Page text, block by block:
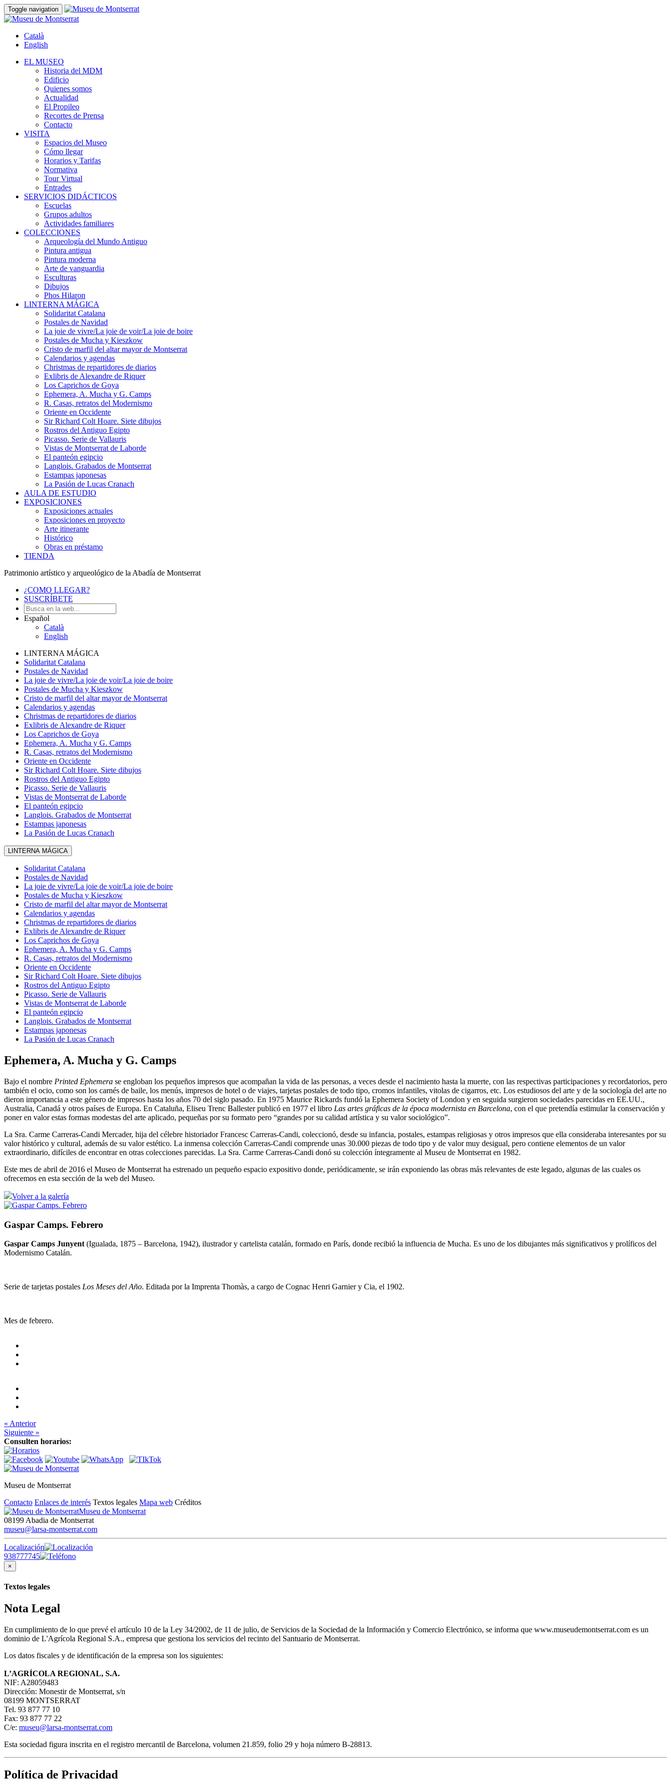
Toggle navigation
Català
English
EL MUSEO
Historia del MDM
Edificio
Quienes somos
Actualidad
El Propileo
Recortes de Prensa
Contacto
VISITA
Espacios del Museo
Cómo llegar
Horarios y Tarifas
Normativa
Tour Virtual
Entrades
SERVICIOS DIDÁCTICOS
Escuelas
Grupos adultos
Actividades familiares
COLECCIONES
Arqueología del Mundo Antiguo
Pintura antigua
Pintura moderna
Arte de vanguardia
Esculturas
Dibujos
Phos Hilaron
LINTERNA MÁGICA
Solidaritat Catalana
Postales de Navidad
La joie de vivre/La joie de voir/La joie de boire
Postales de Mucha y Kieszkow
Cristo de marfil del altar mayor de Montserrat
Calendarios y agendas
Christmas de repartidores de diarios
Exlibris de Alexandre de Riquer
Los Caprichos de Goya
Ephemera, A. Mucha y G. Camps
R. Casas, retratos del Modernismo
Oriente en Occidente
Sir Richard Colt Hoare. Siete dibujos
Rostros del Antiguo Egipto
Picasso. Serie de Vallauris
Vistas de Montserrat de Laborde
El panteón egipcio
Langlois. Grabados de Montserrat
Estampas japonesas
La Pasión de Lucas Cranach
AULA DE ESTUDIO
EXPOSICIONES
Exposiciones actuales
Exposiciones en proyecto
Arte itinerante
Histórico
Obras en préstamo
TIENDA
Patrimonio artístico y arqueológico de la Abadía de Montserrat
¿COMO LLEGAR?
SUSCRÍBETE
Español
Català
English
LINTERNA MÁGICA
Solidaritat Catalana
Postales de Navidad
La joie de vivre/La joie de voir/La joie de boire
Postales de Mucha y Kieszkow
Cristo de marfil del altar mayor de Montserrat
Calendarios y agendas
Christmas de repartidores de diarios
Exlibris de Alexandre de Riquer
Los Caprichos de Goya
Ephemera, A. Mucha y G. Camps
R. Casas, retratos del Modernismo
Oriente en Occidente
Sir Richard Colt Hoare. Siete dibujos
Rostros del Antiguo Egipto
Picasso. Serie de Vallauris
Vistas de Montserrat de Laborde
El panteón egipcio
Langlois. Grabados de Montserrat
Estampas japonesas
La Pasión de Lucas Cranach
LINTERNA MÁGICA
Solidaritat Catalana
Postales de Navidad
La joie de vivre/La joie de voir/La joie de boire
Postales de Mucha y Kieszkow
Cristo de marfil del altar mayor de Montserrat
Calendarios y agendas
Christmas de repartidores de diarios
Exlibris de Alexandre de Riquer
Los Caprichos de Goya
Ephemera, A. Mucha y G. Camps
R. Casas, retratos del Modernismo
Oriente en Occidente
Sir Richard Colt Hoare. Siete dibujos
Rostros del Antiguo Egipto
Picasso. Serie de Vallauris
Vistas de Montserrat de Laborde
El panteón egipcio
Langlois. Grabados de Montserrat
Estampas japonesas
La Pasión de Lucas Cranach
Ephemera, A. Mucha y G. Camps
Bajo el nombre Printed Ephemera se engloban los pequeños impresos que acompañan la vida de las personas, a veces desde el nacimiento hasta la muerte, con las respectivas participaciones y recordatorios, pero
también el ocio, como son los carnés de baile, los menús, impresos de hotel o de viajes, tarjetas postales de todo tipo, cromos infantiles, vitolas de cigarros, etc. Los estudiosos del arte y de la sociología del arte no
dieron importancia a este género de impresos hasta los años 70 del siglo pasado. En 1975 Maurice Rickards fundó la Ephemera Society of London y en seguida surgieron sociedades parecidas en EE.UU.,
Australia, Canadá y otros países de Europa. En Cataluña, Eliseu Trenc Ballester publicó en 1977 el libro Las artes gráficas de la época modernista en Barcelona, con el que pretendía estimular la conservación y
poner en valor estas formas modestas del arte aplicado, pequeñas por su formato pero “grandes por su calidad artística y su valor sociológico”.
La Sra. Carme Carreras-Candi Mercader, hija del célebre historiador Francesc Carreras-Candi, coleccionó, desde su infancia, postales, estampas religiosas y otros impresos que ella consideraba interesantes por su
valor histórico y cultural, además de su valor estético. La inmensa colección Carreras-Candi comprende unas 30.000 piezas de todo tipo y de valor muy desigual, pero contiene elementos de un valor
extraordinario, difíciles de encontrar en otras colecciones parecidas. La Sra. Carme Carreras-Candi donó su colección íntegramente al Museu de Montserrat en 1982.
Este mes de abril de 2016 el Museo de Montserrat ha estrenado un pequeño espacio expositivo donde, periódicamente, se irán exponiendo las obras más relevantes de este legado, algunas de las cuales os
ofrecemos en esta sección de la web del Museo.
Volver a la galería
Gaspar Camps. Febrero
Gaspar Camps Junyent (Igualada, 1875 – Barcelona, 1942), ilustrador y cartelista catalán, formado en París, donde recibió la influencia de Mucha. Es uno de los dibujantes más significativos y prolíficos del
Modernismo Catalán.
Serie de tarjetas postales Los Meses del Año. Editada por la Imprenta Thomàs, a cargo de Cognac Henri Garnier y Cia, el 1902.
Mes de febrero.
« Anterior
Siguiente »
Consulten horarios:
Museu de Montserrat
Contacto Enlaces de interés Textos legales Mapa web Créditos
Museu de Montserrat
08199 Abadia de Montserrat
museu@larsa-montserrat.com
Localización
938777745
×
Textos legales
Nota Legal
En cumplimiento de lo que prevé el artículo 10 de la Ley 34/2002, de 11 de julio, de Servicios de la Sociedad de la Información y Comercio Electrónico, se informa que www.museudemontserrat.com es un
dominio de L'Agrícola Regional S.A., empresa que gestiona los servicios del recinto del Santuario de Montserrat.
Los datos fiscales y de identificación de la empresa son los siguientes:
L’AGRÍCOLA REGIONAL, S.A.
NIF: A28059483
Dirección: Monestir de Montserrat, s/n
08199 MONTSERRAT
Tel. 93 877 77 10
Fax: 93 877 77 22
C/e: museu@larsa-montserrat.com
Esta sociedad figura inscrita en el registro mercantil de Barcelona, volumen 21.859, folio 29 y hoja número B-28813.
Política de Privacidad